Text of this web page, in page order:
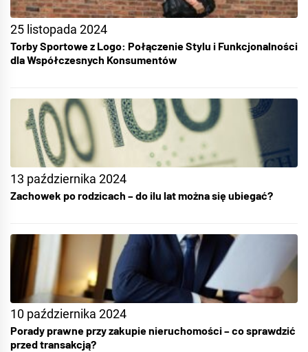
25 listopada 2024
Torby Sportowe z Logo: Połączenie Stylu i Funkcjonalności
dla Współczesnych Konsumentów
13 października 2024
Zachowek po rodzicach – do ilu lat można się ubiegać?
10 października 2024
Porady prawne przy zakupie nieruchomości – co sprawdzić
przed transakcją?